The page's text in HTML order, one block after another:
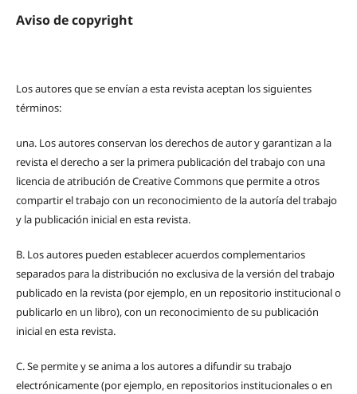
Aviso de copyright
Los autores que se envían a esta revista aceptan los siguientes
términos:
una. Los autores conservan los derechos de autor y garantizan a la
revista el derecho a ser la primera publicación del trabajo con una
licencia de atribución de Creative Commons que permite a otros
compartir el trabajo con un reconocimiento de la autoría del trabajo
y la publicación inicial en esta revista.
B. Los autores pueden establecer acuerdos complementarios
separados para la distribución no exclusiva de la versión del trabajo
publicado en la revista (por ejemplo, en un repositorio institucional o
publicarlo en un libro), con un reconocimiento de su publicación
inicial en esta revista.
C.Se permite y se anima a los autores a difundir su trabajo
electrónicamente (por ejemplo, en repositorios institucionales o en